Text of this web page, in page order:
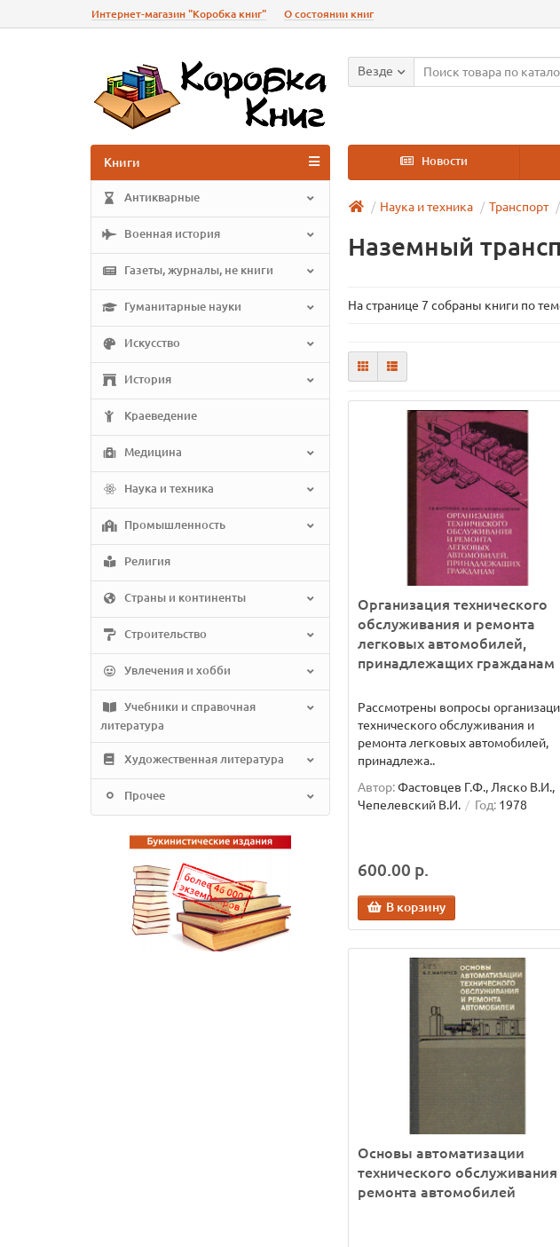
Интернет-магазин "Коробка книг" О состоянии книг
Везде
Новости
Книги
Антикварные
Военная история
Газеты, журналы, не книги
Гуманитарные науки
Искусство
История
Краеведение
Медицина
Наука и техника
Промышленность
Религия
Страны и континенты
Строительство
Увлечения и хобби
Учебники и справочная
литература
Художественная литература
Прочее
Наука и техника Транспорт
Наземный
На странице 7 собраны книги по
Организация технического
обслуживания и ремонта
легковых автомобилей,
принадлежащих гражданам
Рассмотрены вопросы
технического обслуживания и
ремонта легковых автомобилей,
принадлежа..
Автор:Фастовцев Г.Ф., Ляско В.И.,
Чепелевский В.И.
Год: 1978
600.00 р.
В корзину
Основы автоматизации
технического обслуживания
ремонта автомобилей